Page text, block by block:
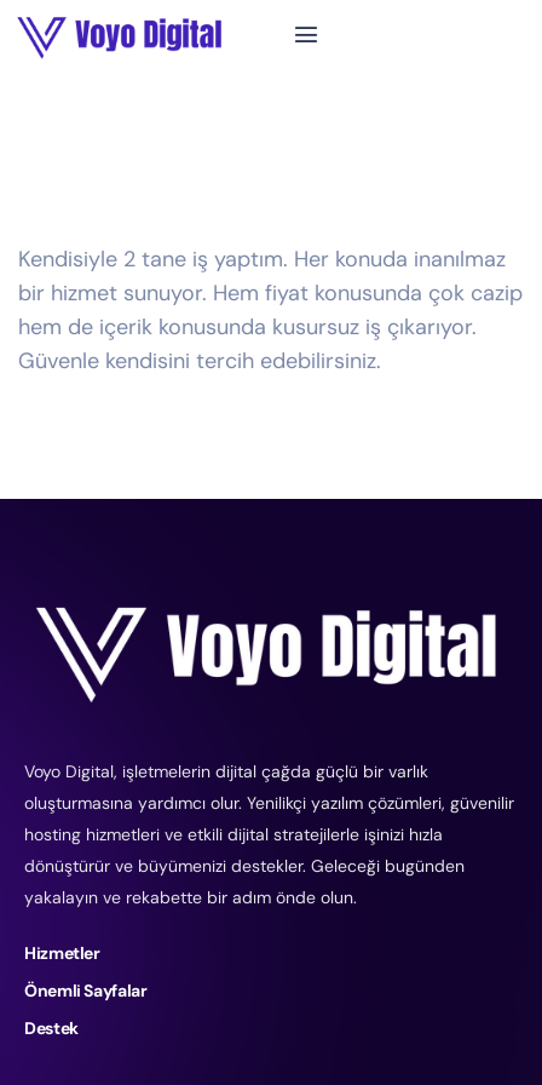
Kendisiyle 2 tane iş yaptım. Her konuda inanılmaz
bir hizmet sunuyor. Hem fiyat konusunda çok cazip
hem de içerik konusunda kusursuz iş çıkarıyor.
Güvenle kendisini tercih edebilirsiniz.
Voyo Digital, işletmelerin dijital çağda güçlü bir varlık
oluşturmasına yardımcı olur. Yenilikçi yazılım çözümleri, güvenilir
hosting hizmetleri ve etkili dijital stratejilerle işinizi hızla
dönüştürür ve büyümenizi destekler. Geleceği bugünden
yakalayın ve rekabette bir adım önde olun.
Hizmetler
Önemli Sayfalar
Destek